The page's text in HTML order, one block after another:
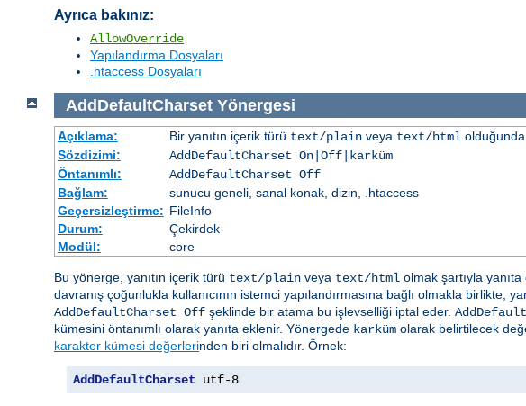
Ayrıca bakınız:
AllowOverride
Yapılandırma Dosyaları
.htaccess Dosyaları
AddDefaultCharset Yönergesi
Açıklama: Bir yanıtın içerik türü text/plainveya text/htmlolduğunda
Sözdizimi:
AddDefaultCharset On|Off| karküm
Öntanımlı:
AddDefaultCharset Off
Bağlam:
sunucu geneli, sanal konak, dizin, .htaccess
Geçersizleştirme: FileInfo
Durum:
Çekirdek
Modül:
core
Bu yönerge, yanıtın içerik türü text/plain veya text/html olmak şartıyla
davranış çoğunlukla kullanıcının istemci yapılandırmasına bağlı olmakla birlikte,
AddDefaultCharset Off şeklinde bir atama bu işlevselliği iptal eder.
kümesini öntanımlı olarak yanıta eklenir. Yönergede karküm olarak belirtilecek
karakter kümesi değerlerinden biri olmalıdır. Örnek:
AddDefaultCharset utf-8